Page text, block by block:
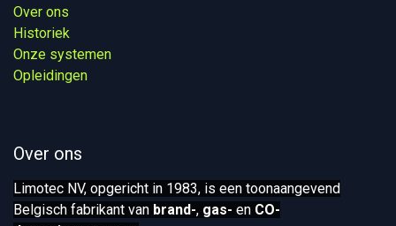
Over ons
Historiek
Onze systemen​
Opleidingen
Over ons
Limotec NV, opgericht in 1983, is een toonaangevend
Belgisch fabrikant van brand-, gas- en CO-